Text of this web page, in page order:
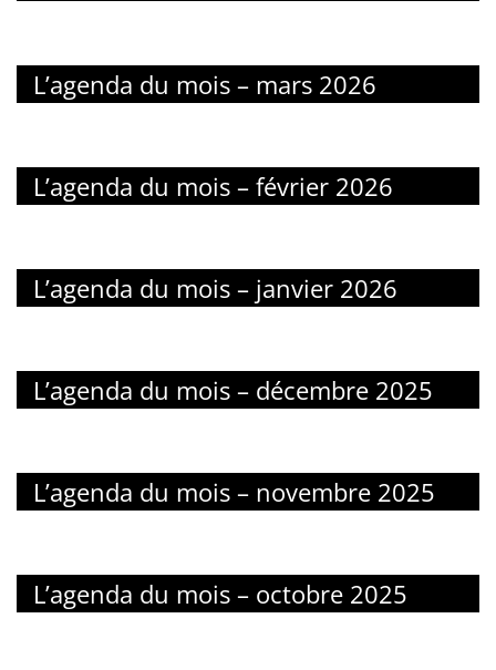
L’agenda du mois – mars 2026
L’agenda du mois – février 2026
L’agenda du mois – janvier 2026
L’agenda du mois – décembre 2025
L’agenda du mois – novembre 2025
L’agenda du mois – octobre 2025